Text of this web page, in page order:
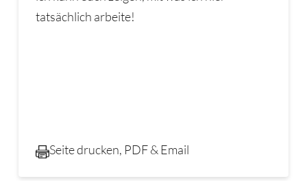
tatsächlich arbeite!
Seite drucken, PDF & Email